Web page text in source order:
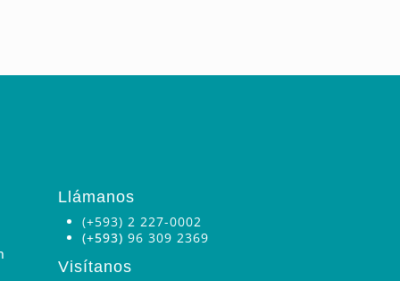
Llámanos
(+593) 2 227-0002
(+593) 96 309 2369
Visítanos